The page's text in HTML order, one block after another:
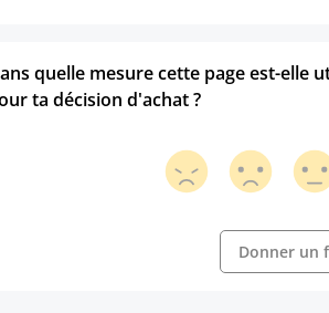
quelle mesure cette page est-elle
ta décision d'achat ?
Donner un